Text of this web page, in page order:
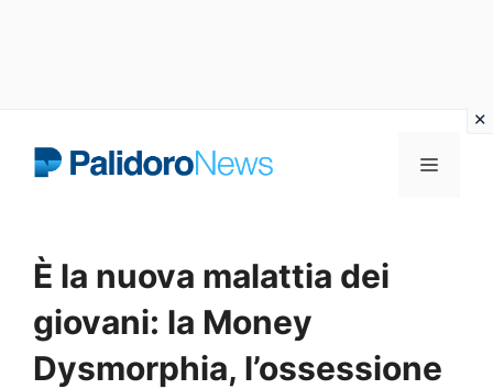
Menu
È la nuova malattia dei
giovani: la Money
Dysmorphia, l’ossessione